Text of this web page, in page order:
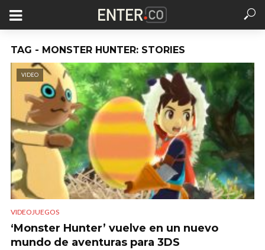
TAG - MONSTER HUNTER: STORIES
VIDEO
VIDEOJUEGOS
‘Monster Hunter’ vuelve en un nuevo
mundo de aventuras para 3DS